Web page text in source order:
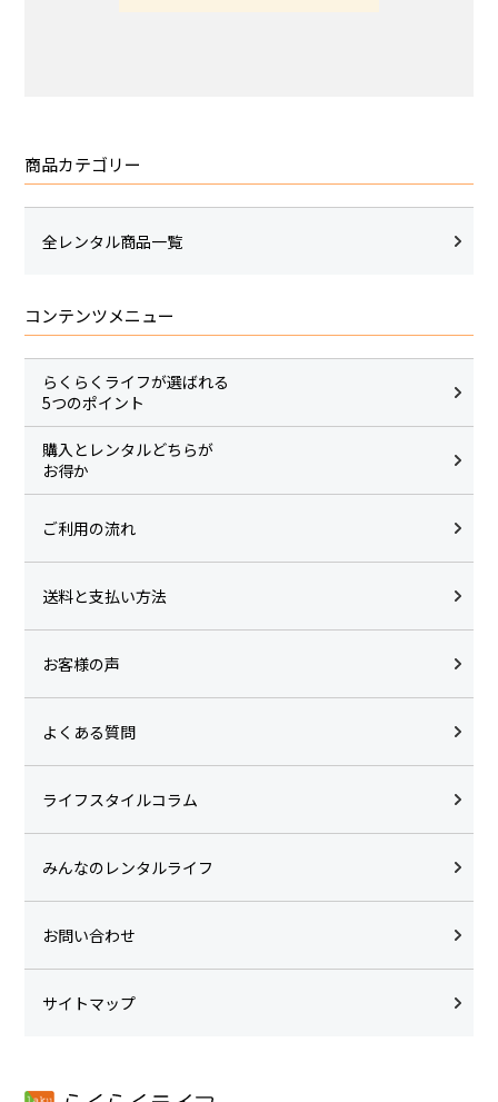
商品カテゴリー
全レンタル商品一覧
コンテンツメニュー
らくらくライフが選ばれる
5つのポイント
購入とレンタルどちらが
お得か
ご利用の流れ
送料と支払い方法
お客様の声
よくある質問
ライフスタイルコラム
みんなのレンタルライフ
お問い合わせ
サイトマップ